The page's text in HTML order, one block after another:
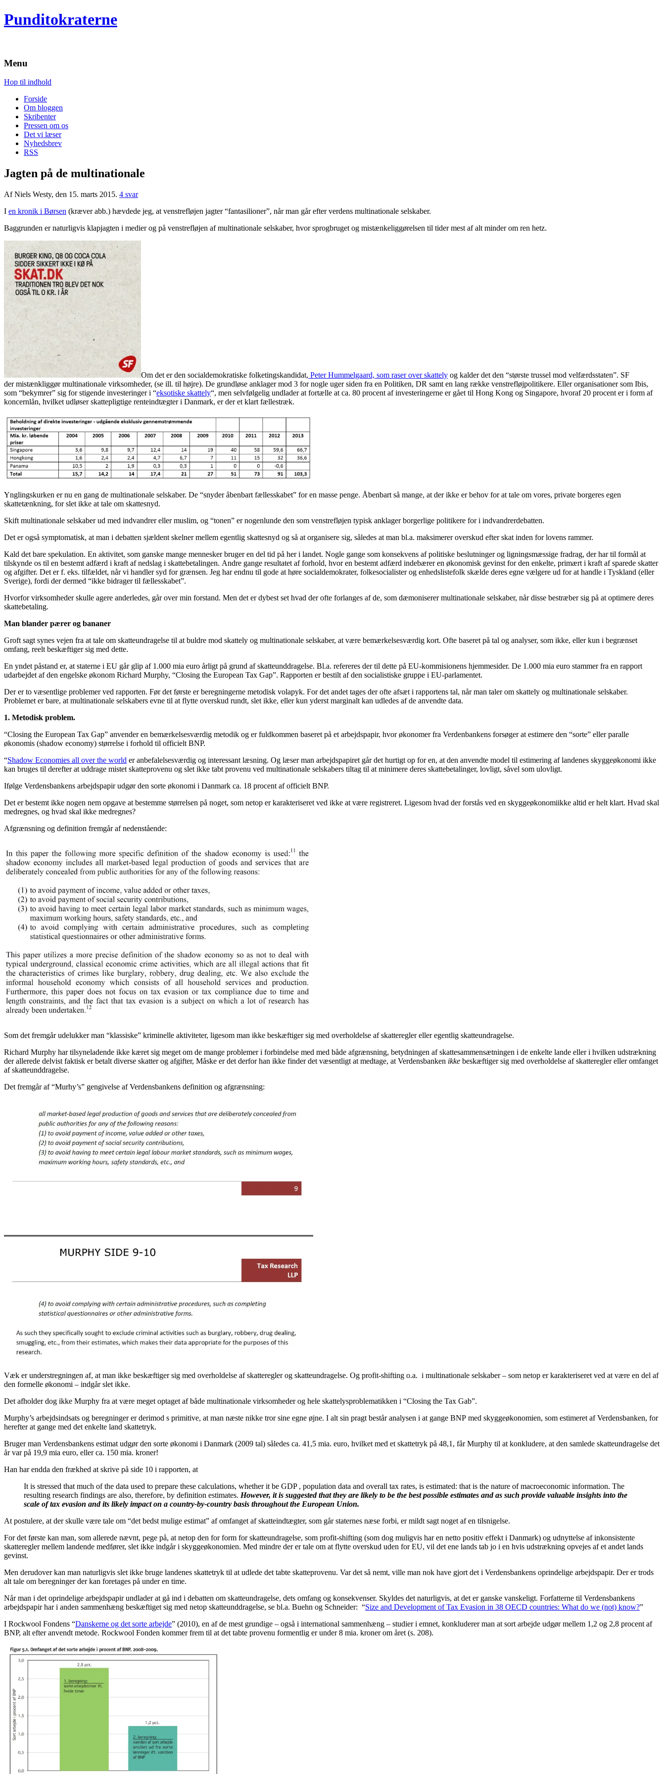
Punditokraterne
Menu
Hop til indhold
Forside
Om bloggen
Skribenter
Pressen om os
Det vi læser
Nyhedsbrev
RSS
Jagten på de multinationale
Af Niels Westy, den 15. marts 2015. 4 svar
I en kronik i Børsen (kræver abb.) hævdede jeg, at venstrefløjen jagter “fantasilioner”, når man går efter verdens multinationale selskaber.
Baggrunden er naturligvis klapjagten i medier og på venstrefløjen af multinationale selskaber, hvor sprogbruget og mistænkeliggørelsen til tider mest af alt minder om ren hetz.
Om det er den socialdemokratiske folketingskandidat, Peter Hummelgaard, som raser over skattely og kalder det den “største trussel mod velfærdsstaten”. SF
der mistænkliggør multinationale virksomheder, (se ill. til højre). De grundløse anklager mod 3 for nogle uger siden fra en Politiken, DR samt en lang række venstrefløjpolitikere. Eller organisationer som Ibis,
som “bekymrer” sig for stigende investeringer i “eksotiske skattely“, men selvfølgelig undlader at fortælle at ca. 80 procent af investeringerne er gået til Hong Kong og Singapore, hvoraf 20 procent er i form af
koncernlån, hvilket udløser skattepligtige renteindtægter i Danmark, er der et klart fællestræk.
Ynglingskurken er nu en gang de multinationale selskaber. De “snyder åbenbart fællesskabet” for en masse penge. Åbenbart så mange, at der ikke er behov for at tale om vores, private borgeres egen
skattetænkning, for slet ikke at tale om skattesnyd.
Skift multinationale selskaber ud med indvandrer eller muslim, og “tonen” er nogenlunde den som venstrefløjen typisk anklager borgerlige politikere for i indvandrerdebatten.
Det er også symptomatisk, at man i debatten sjældent skelner mellem egentlig skattesnyd og så at organisere sig, således at man bl.a. maksimerer overskud efter skat inden for lovens rammer.
Kald det bare spekulation. En aktivitet, som ganske mange mennesker bruger en del tid på her i landet. Nogle gange som konsekvens af politiske beslutninger og ligningsmæssige fradrag, der har til formål at
tilskynde os til en bestemt adfærd i kraft af nedslag i skattebetalingen. Andre gange resultatet af forhold, hvor en bestemt adfærd indebærer en økonomisk gevinst for den enkelte, primært i kraft af sparede skatter
og afgifter. Det er f. eks. tilfældet, når vi handler syd for grænsen. Jeg har endnu til gode at høre socialdemokrater, folkesocialister og enhedslistefolk skælde deres egne vælgere ud for at handle i Tyskland (eller
Sverige), fordi der dermed “ikke bidrager til fællesskabet”.
Hvorfor virksomheder skulle agere anderledes, går over min forstand. Men det er dybest set hvad der ofte forlanges af de, som dæmoniserer multinationale selskaber, når disse bestræber sig på at optimere deres
skattebetaling.
Man blander pærer og bananer
Groft sagt synes vejen fra at tale om skatteundragelse til at buldre mod skattely og multinationale selskaber, at være bemærkelsesværdig kort. Ofte baseret på tal og analyser, som ikke, eller kun i begrænset
omfang, reelt beskæftiger sig med dette.
En yndet påstand er, at staterne i EU går glip af 1.000 mia euro årligt på grund af skatteunddragelse. Bl.a. refereres der til dette på EU-kommisionens hjemmesider. De 1.000 mia euro stammer fra en rapport
udarbejdet af den engelske økonom Richard Murphy, “Closing the European Tax Gap”. Rapporten er bestilt af den socialistiske gruppe i EU-parlamentet.
Der er to væsentlige problemer ved rapporten. Før det første er beregningerne metodisk volapyk. For det andet tages der ofte afsæt i rapportens tal, når man taler om skattely og multinationale selskaber.
Problemet er bare, at multinationale selskabers evne til at flytte overskud rundt, slet ikke, eller kun yderst marginalt kan udledes af de anvendte data.
1. Metodisk problem.
“Closing the European Tax Gap” anvender en bemærkelsesværdig metodik og er fuldkommen baseret på et arbejdspapir, hvor økonomer fra Verdenbankens forsøger at estimere den “sorte” eller paralle
økonomis (shadow economy) størrelse i forhold til officielt BNP.
“Shadow Economies all over the world er anbefalelsesværdig og interessant læsning. Og læser man arbejdspapiret går det hurtigt op for en, at den anvendte model til estimering af landenes skyggeøkonomi ikke
kan bruges til derefter at uddrage mistet skatteprovenu og slet ikke tabt provenu ved multinationale selskabers tiltag til at minimere deres skattebetalinger, lovligt, såvel som ulovligt.
Ifølge Verdensbankens arbejdspapir udgør den sorte økonomi i Danmark ca. 18 procent af officielt BNP.
Det er bestemt ikke nogen nem opgave at bestemme størrelsen på noget, som netop er karakteriseret ved ikke at være registreret. Ligesom hvad der forstås ved en skyggeøkonomiikke altid er helt klart. Hvad skal
medregnes, og hvad skal ikke medregnes?
Afgrænsning og definition fremgår af nedenstående:
Som det fremgår udelukker man “klassiske” kriminelle aktiviteter, ligesom man ikke beskæftiger sig med overholdelse af skatteregler eller egentlig skatteundragelse.
Richard Murphy har tilsyneladende ikke kæret sig meget om de mange problemer i forbindelse med med både afgrænsning, betydningen af skattesammensætningen i de enkelte lande eller i hvilken udstrækning
der allerede delvist faktisk er betalt diverse skatter og afgifter, Måske er det derfor han ikke finder det væsentligt at medtage, at Verdensbanken ikke beskæftiger sig med overholdelse af skatteregler eller omfanget
af skatteunddragelse.
Det fremgår af “Murhy’s” gengivelse af Verdensbankens definition og afgrænsning:
Væk er understregningen af, at man ikke beskæftiger sig med overholdelse af skatteregler og skatteundragelse. Og profit-shifting o.a. i multinationale selskaber – som netop er karakteriseret ved at være en del af
den formelle økonomi – indgår slet ikke.
Det afholder dog ikke Murphy fra at være meget optaget af både multinationale virksomheder og hele skattelysproblematikken i “Closing the Tax Gab”.
Murphy’s arbejdsindsats og beregninger er derimod s primitive, at man næste nikke tror sine egne øjne. I alt sin pragt består analysen i at gange BNP med skyggeøkonomien, som estimeret af Verdensbanken, for
herefter at gange med det enkelte land skattetryk.
Bruger man Verdensbankens estimat udgør den sorte økonomi i Danmark (2009 tal) således ca. 41,5 mia. euro, hvilket med et skattetryk på 48,1, får Murphy til at konkludere, at den samlede skatteundragelse det
år var på 19,9 mia euro, eller ca. 150 mia. kroner!
Han har endda den frækhed at skrive på side 10 i rapporten, at
It is stressed that much of the data used to prepare these calculations, whether it be GDP , population data and overall tax rates, is estimated: that is the nature of macroeconomic information. The
resulting research findings are also, therefore, by definition estimates. However, it is suggested that they are likely to be the best possible estimates and as such provide valuable insights into the
scale of tax evasion and its likely impact on a country‐by‐country basis throughout the European Union.
At postulere, at der skulle være tale om “det bedst mulige estimat” af omfanget af skatteindtægter, som går staternes næse forbi, er mildt sagt noget af en tilsnigelse.
For det første kan man, som allerede nævnt, pege på, at netop den for form for skatteundragelse, som profit-shifting (som dog muligvis har en netto positiv effekt i Danmark) og udnyttelse af inkonsistente
skatteregler mellem landende medfører, slet ikke indgår i skyggeøkonomien. Med mindre der er tale om at flytte overskud uden for EU, vil det ene lands tab jo i en hvis udstrækning opvejes af et andet lands
gevinst.
Men derudover kan man naturligvis slet ikke bruge landenes skattetryk til at udlede det tabte skatteprovenu. Var det så nemt, ville man nok have gjort det i Verdensbankens oprindelige arbejdspapir. Der er trods
alt tale om beregninger der kan foretages på under en time.
Når man i det oprindelige arbejdspapir undlader at gå ind i debatten om skatteundragelse, dets omfang og konsekvenser. Skyldes det naturligvis, at det er ganske vanskeligt. Forfatterne til Verdensbankens
arbejdspapir har i anden sammenhæng beskæftiget sig med netop skatteunddragelse, se bl.a. Buehn og Schneider: “Size and Development of Tax Evasion in 38 OECD countries: What do we (not) know?”
I Rockwool Fondens “Danskerne og det sorte arbejde” (2010), en af de mest grundige – også i international sammenhæng – studier i emnet, konkluderer man at sort arbejde udgør mellem 1,2 og 2,8 procent af
BNP, alt efter anvendt metode. Rockwool Fonden kommer frem til at det tabte provenu formentlig er under 8 mia. kroner om året (s. 208).